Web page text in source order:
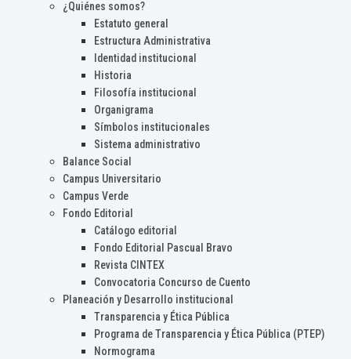
¿Quiénes somos?
Estatuto general
Estructura Administrativa
Identidad institucional
Historia
Filosofía institucional
Organigrama
Símbolos institucionales
Sistema administrativo
Balance Social
Campus Universitario
Campus Verde
Fondo Editorial
Catálogo editorial
Fondo Editorial Pascual Bravo
Revista CINTEX
Convocatoria Concurso de Cuento
Planeación y Desarrollo institucional
Transparencia y Ética Pública
Programa de Transparencia y Ética Pública (PTEP)
Normograma